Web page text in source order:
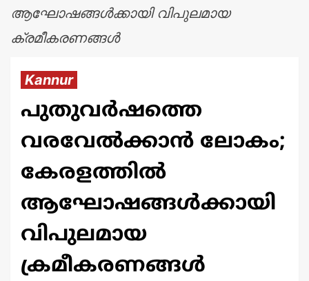
ആഘോഷങ്ങൾക്കായി വിപുലമായ
ക്രമീകരണങ്ങൾ
Kannur
പുതുവർഷത്തെ
വരവേൽക്കാൻ ലോകം;
കേരളത്തിൽ
ആഘോഷങ്ങൾക്കായി
വിപുലമായ
ക്രമീകരണങ്ങൾ